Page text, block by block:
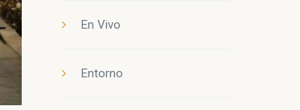
En Vivo
Entorno